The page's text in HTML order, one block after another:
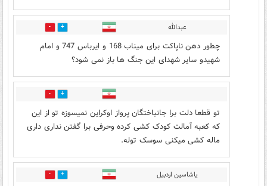
عبدالله 0
چطور دهن ناپاکت برای میناب 168 و ایرباس 747 و امام
شهیدو سایر شهدای این جنگ ها باز نمی شود؟
0
تو قطعا دلت برا جانباختگان پرواز اوکراین نمیسوزه تو از این
که کعبه آمالت کودک کشی کرده وحرفی برا گفتن نداری داری
ماله کشی میکنی سوسک توله.
یاشاسین اردبیل 0